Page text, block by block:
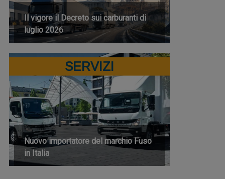
Il vigore il Decreto sui carburanti di
luglio 2026
SERVIZI
Nuovo importatore del marchio Fuso
in Italia